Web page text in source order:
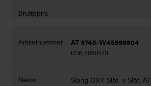
AT 5745-W45999904
RSK 5060470
Slang OXY Slät. x Slät. AT